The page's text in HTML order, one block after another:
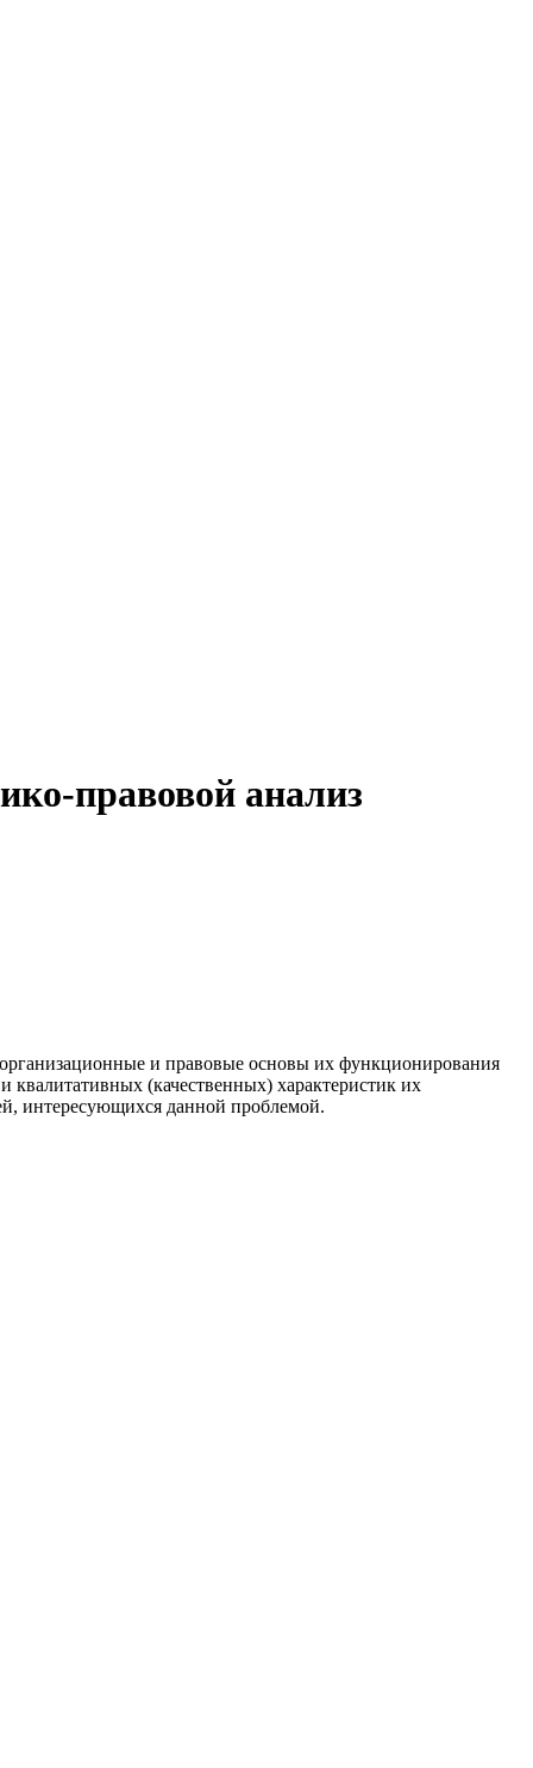
правовой анализ
и правовые основы их функционирования
(качественных) характеристик их
интересующихся данной проблемой.